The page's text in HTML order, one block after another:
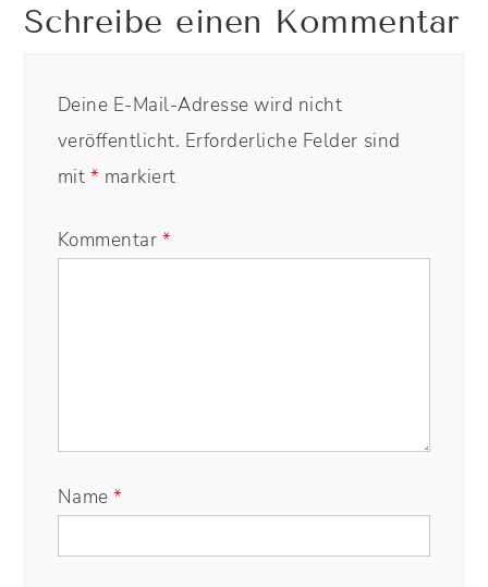
Schreibe einen Kommentar
Deine E-Mail-Adresse wird nicht
veröffentlicht. Erforderliche Felder sind
mit * markiert
Kommentar *
Name*